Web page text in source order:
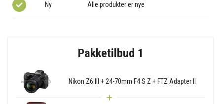
Ny Alle produkter er nye
Pakketilbud 1
Nikon Z6 III + 24-70mm F4 S Z + FTZ Adapter II